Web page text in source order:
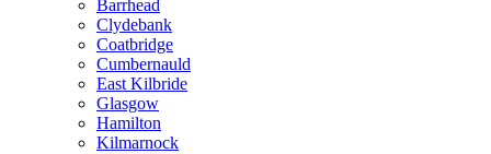
Barrhead
Clydebank
Coatbridge
Cumbernauld
East Kilbride
Glasgow
Hamilton
Kilmarnock